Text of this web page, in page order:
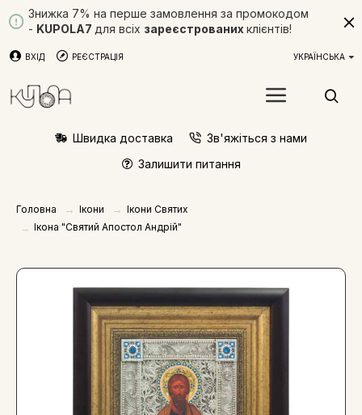
Знижка 7% на перше замовлення за промокодом
- KUPOLA7 для всіх зареєстрованих клієнтів!
ВХІД РЕЄСТРАЦІЯ УКРАЇНСЬКА
Швидка доставка
Зв'яжіться з нами
Залишити питання
Головна Ікони
Ікони Святих
Ікона "Святий Апостол Андрій"